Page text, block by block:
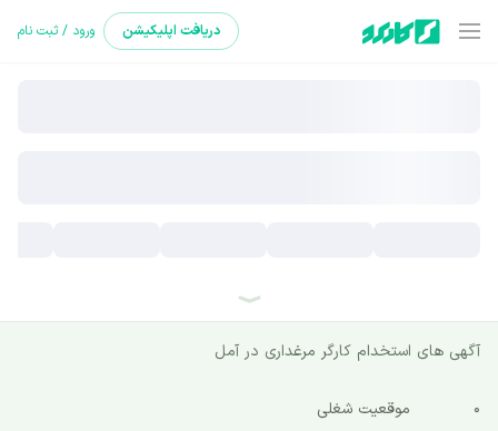
دریافت اپلیکیشن ورود / ثبت نام
آگهی های استخدام کارگر مرغداری در آمل
0 موقعیت شغلی